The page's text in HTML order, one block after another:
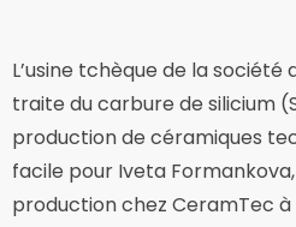
L’usine tchèque de la
traite du carbure de silicium
production de céramiques
facile pour Iveta
production chez CeramTec